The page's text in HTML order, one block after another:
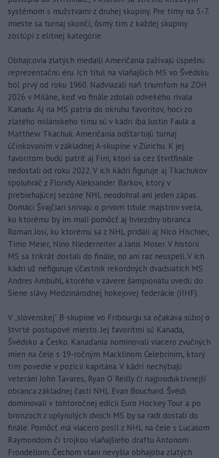
systémom s mužstvami z druhej skupiny. Pre tímy na 5.-7.
mieste sa turnaj skončí, ôsmy tím z každej skupiny
zostúpi z elitnej kategórie.
Obhajcovia zlatých medailí Američania zažívajú úspešnú
reprezentačnú éru. Ich titul na vlaňajších MS vo Švédsku
bol prvý od roku 1960. Nadviazali naň triumfom na ZOH
2026 v Miláne, keď vo finále zdolali odvekého rivala
Kanadu. Aj na MS patria do okruhu favoritov, hoci zo
zlatého milánskeho tímu sú v kádri iba Justin Faulk a
Matthew Tkachuk. Američania odštartujú turnaj
účinkovaním v základnej A-skupine v Zürichu. K jej
favoritom budú patriť aj Fíni, ktorí sa cez štvrťfinále
nedostali od roku 2022. V ich kádri figuruje aj Tkachukov
spoluhráč z Floridy Aleksander Barkov, ktorý v
prebiehajúcej sezóne NHL neodohral ani jeden zápas.
Domáci Švajčiari snívajú o prvom titule majstrov sveta,
ku ktorému by im mali pomôcť aj hviezdny obranca
Roman Josi, ku ktorému sa z NHL pridali aj Nico Hischier,
Timo Meier, Nino Niederreiter a Janis Moser. V histórii
MS sa trikrát dostali do finále, no ani raz neuspeli. V ich
kádri už nefiguruje účastník rekordných dvadsiatich MS
Andres Ambühl, ktorého v závere šampionátu uvedú do
Siene slávy Medzinárodnej hokejovej federácie (IIHF).
V „slovenskej“ B-skupine vo Fribourgu sa očakáva súboj o
štvrté postupové miesto. Jej favoritmi sú Kanada,
Švédsko a Česko. Kanaďania nominovali viacero zvučných
mien na čele s 19-ročným Macklinom Celebrinim, ktorý
tím povedie v pozícii kapitána. V kádri nechýbajú
veteráni John Tavares, Ryan O´Reilly či najproduktívnejší
obranca základnej časti NHL Evan Bouchard. Švédi
dominovali v tohtoročnej edícii Euro Hockey Tour a po
bronzoch z uplynulých dvoch MS by sa radi dostali do
finále. Pomôcť má viacero posíl z NHL na čele s Lucasom
Raymondom či trojkou vlaňajšieho draftu Antonom
Frondellom. Čechom vlani nevyšla obhajoba zlatých